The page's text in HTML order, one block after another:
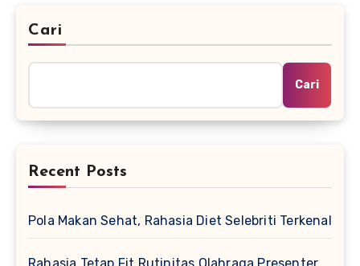
Cari
Cari
Recent Posts
Pola Makan Sehat, Rahasia Diet Selebriti Terkenal